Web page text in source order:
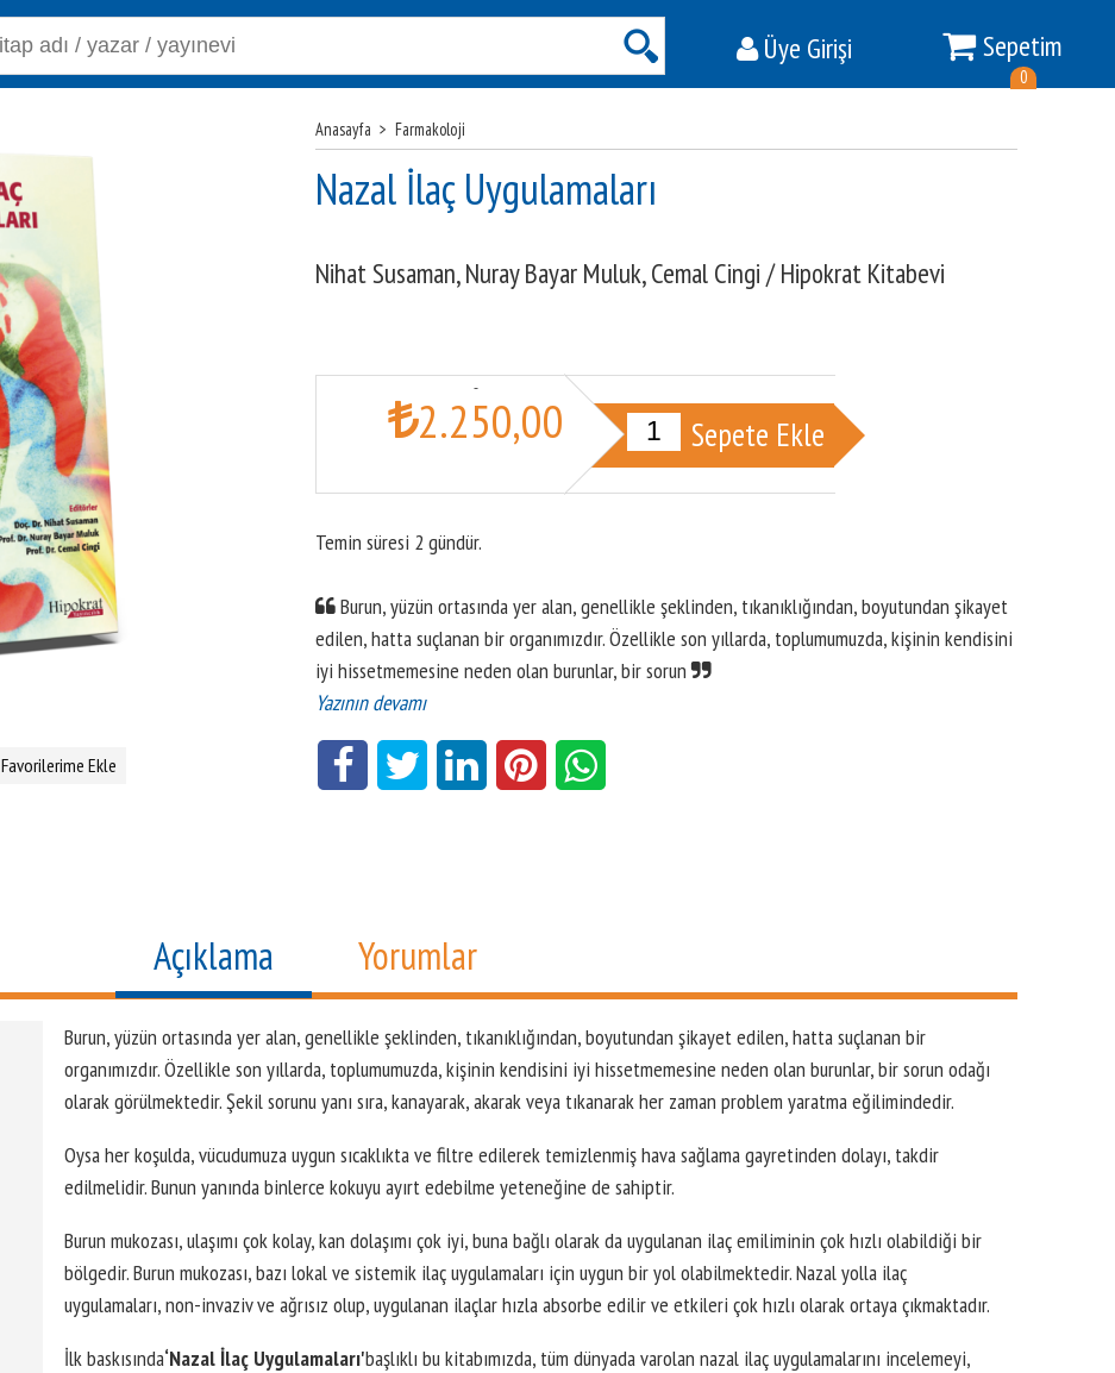
Ara
Üye Girişi Sepetim
0
Favorilerime Ekle
Anasayfa > Farmakoloji
Nazal İlaç Uygulamaları
Nihat Susaman,Nuray Bayar Muluk,Cemal Cingi /Hipokrat Kitabevi
2.250,00 Sepete Ekle
Temin süresi 2 gündür.
Burun, yüzün ortasında yer alan, genellikle şeklinden, tıkanıklığından, boyutundan şikayet
edilen, hatta suçlanan bir organımızdır. Özellikle son yıllarda, toplumumuzda, kişinin kendisini
iyi hissetmemesine neden olan burunlar, bir sorun
Yazının devamı
Açıklama Yorumlar
Burun, yüzün ortasında yer alan, genellikle şeklinden, tıkanıklığından, boyutundan şikayet edilen, hatta suçlanan bir
organımızdır. Özellikle son yıllarda, toplumumuzda, kişinin kendisini iyi hissetmemesine neden olan burunlar, bir sorun odağı
olarak görülmektedir. Şekil sorunu yanı sıra, kanayarak, akarak veya tıkanarak her zaman problem yaratma eğilimindedir.
Oysa her koşulda, vücudumuza uygun sıcaklıkta ve filtre edilerek temizlenmiş hava sağlama gayretinden dolayı, takdir
edilmelidir. Bunun yanında binlerce kokuyu ayırt edebilme yeteneğine de sahiptir.
Burun mukozası, ulaşımı çok kolay, kan dolaşımı çok iyi, buna bağlı olarak da uygulanan ilaç emiliminin çok hızlı olabildiği bir
bölgedir. Burun mukozası, bazı lokal ve sistemik ilaç uygulamaları için uygun bir yol olabilmektedir. Nazal yolla ilaç
uygulamaları, non-invaziv ve ağrısız olup, uygulanan ilaçlar hızla absorbe edilir ve etkileri çok hızlı olarak ortaya çıkmaktadır.
İlk baskısında‘Nazal İlaç Uygulamaları'başlıklı bu kitabımızda, tüm dünyada varolan nazal ilaç uygulamalarını incelemeyi,